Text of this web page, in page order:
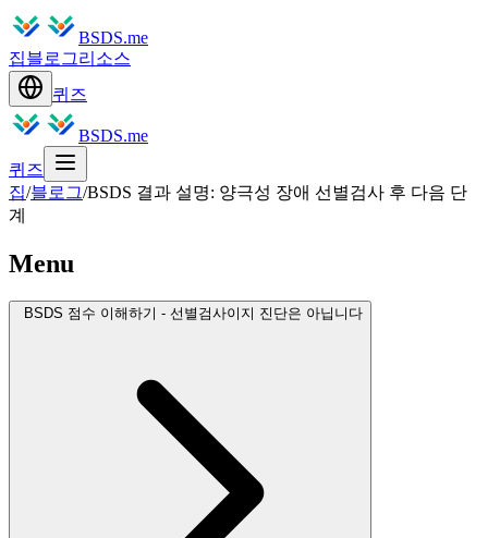
BSDS.me
집블로그리소스
퀴즈
BSDS.me
퀴즈
집/블로그/BSDS 결과 설명: 양극성 장애 선별검사 후 다음 단
계
Menu
BSDS 점수 이해하기 - 선별검사이지 진단은 아닙니다